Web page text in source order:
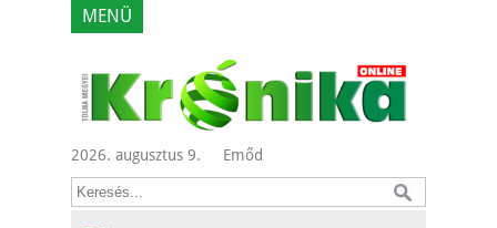
MENÜ
2026. augusztus 9. Emőd
Broadwayban